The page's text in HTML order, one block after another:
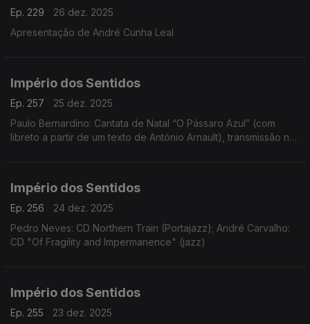
Ep. 229
26 dez. 2025
Apresentação de André Cunha Leal
Império dos Sentidos
Ep. 257
25 dez. 2025
Paulo Bernardino: Cantata de Natal “O Pássaro Azul” (com
libreto a partir de um texto de António Arnault), transmissão na
Império dos Sentidos
Ep. 256
24 dez. 2025
Pedro Neves: CD Northern Train (Portajazz); André Carvalho:
CD "Of Fragility and Impermanence" (jazz)
Império dos Sentidos
Ep. 255
23 dez. 2025